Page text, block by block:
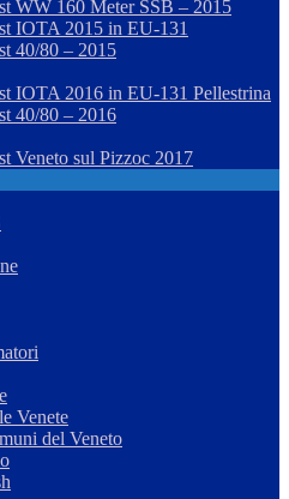
WW 160 Meter SSB – 2015
IOTA 2015 in EU-131
40/80 – 2015
IOTA 2016 in EU-131 Pellestrina
40/80 – 2016
Veneto sul Pizzoc 2017
Venete
del Veneto